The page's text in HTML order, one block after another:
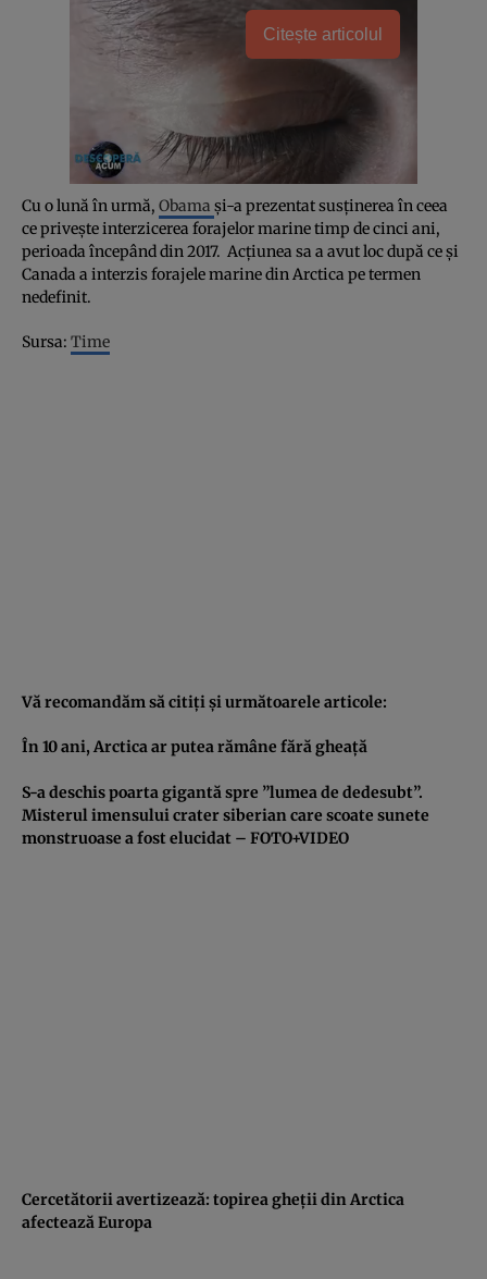
Citește articolul
Cu o lună în urmă, Obama şi-a prezentat susţinerea în ceea
ce priveşte interzicerea forajelor marine timp de cinci ani,
perioada începând din 2017. Acţiunea sa a avut loc după ce şi
Canada a interzis forajele marine din Arctica pe termen
nedefinit.
Sursa: Time
Vă recomandăm să citiţi şi următoarele articole:
În 10 ani, Arctica ar putea rămâne fără gheaţă
S-a deschis poarta gigantă spre ”lumea de dedesubt”.
Misterul imensului crater siberian care scoate sunete
monstruoase a fost elucidat – FOTO+VIDEO
Cercetătorii avertizează: topirea gheţii din Arctica
afectează Europa